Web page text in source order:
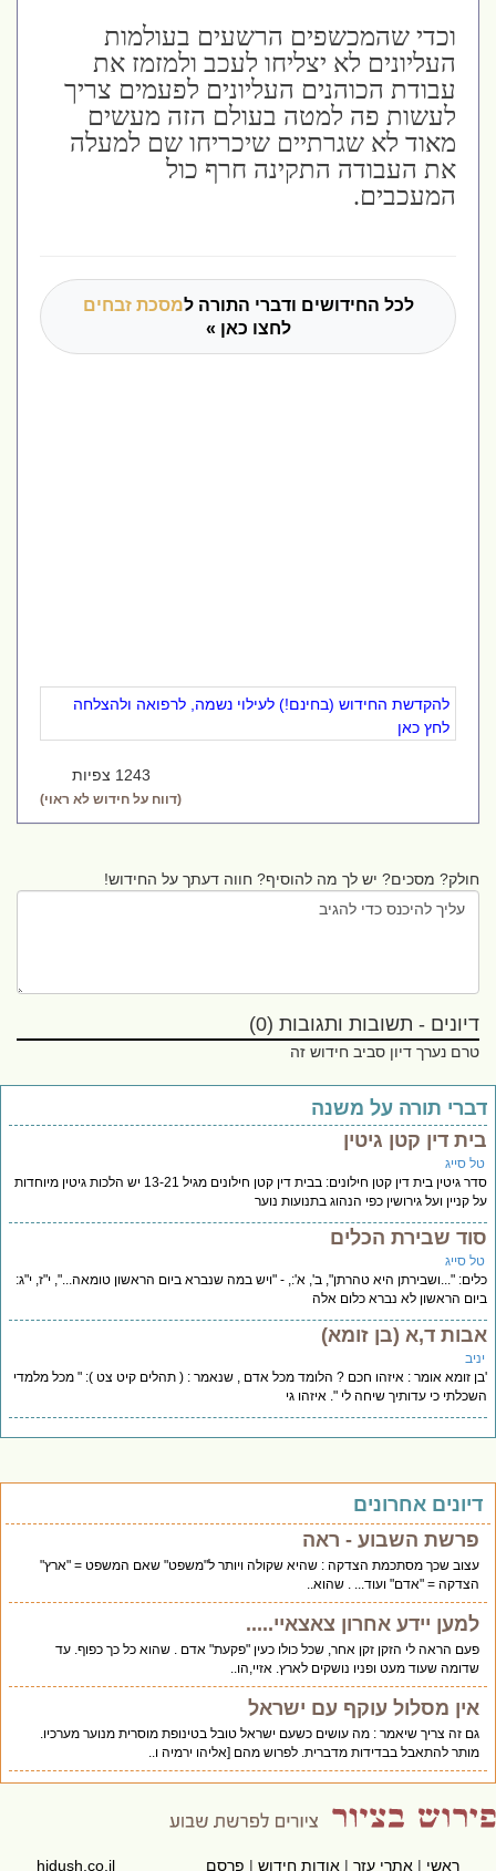
וכדי שהמכשפים הרשעים בעולמות
העליונים לא יצליחו לעכב ולמזמז את
עבודת הכוהנים העליונים לפעמים צריך
לעשות פה למטה בעולם הזה מעשים
מאוד לא שגרתיים שיכריחו שם למעלה
את העבודה התקינה חרף כול
המעכבים.
לכל החידושים ודברי התורה למסכת זבחים
לחצו כאן »
להקדשת החידוש (בחינם!) לעילוי נשמה, לרפואה ולהצלחה
לחץ כאן
1243 צפיות
(דווח על חידוש לא ראוי)
חולק? מסכים? יש לך מה להוסיף? חווה דעתך על החידוש!
דיונים - תשובות ותגובות (0)
טרם נערך דיון סביב חידוש זה
תורה על משנה
דין קטן גיטין
סייג
סדר גיטין בית דין קטן חילונים: בבית דין קטן חילונים מגיל 13-21 יש הלכות גיטין מיוחדות
קניין ועל גירושין כפי הנהוג בתנועות נוער
שבירת הכלים
סייג
"...ושבירתן היא טהרתן", ב', א':, - "ויש במה שנברא ביום הראשון טומאה...", י"ז, י"ג:
הראשון לא נברא כלום אלה
ד,א (בן זומא)
זומא אומר : איזהו חכם ? הלומד מכל אדם , שנאמר : ( תהלים קיט צט ): " מכל מלמדי
כי עדותיך שיחה לי ". איזהו גי
אחרונים
פרשת השבוע - ראה
עצוב שכך מסתכמת הצדקה : שהיא שקולה ויותר ל"משפט" שאם המשפט = "ארץ"
הצדקה = "אדם" ועוד... . שהוא..
למען יידע אחרון צאצאיי.....
פעם הראה לי הזקן זקן אחר, שכל כולו כעין "פקעת" אדם . שהוא כל כך כפוף. עד
שדומה שעוד מעט ופניו נושקים לארץ. אזיי,הו..
אין מסלול עוקף עם ישראל
גם זה צריך שיאמר : מה עושים כשעם ישראל טובל בטינופת מוסרית מנוער מערכיו.
מותר להתאבל בבדידות מדברית. לפרוש מהם [אליהו ירמיה ו..
ראשי|אתרי עזר|אודות חידוש|פרסם hidush.co.il